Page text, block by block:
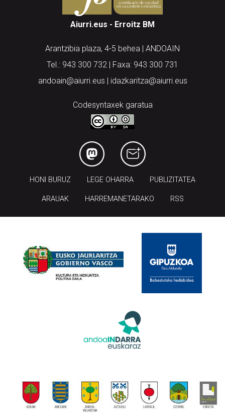
Aiurri.eus - Erroitz BM
Arantzibia plaza, 4-5 behea | ANDOAIN
Tel.: 943 300 732 | Faxa: 943 300 731
andoain@aiurri.eus | idazkaritza@aiurri.eus
Codesyntaxek garatua
HONI BURUZ LEGE OHARRA PUBLIZITATEA
ARAUAK HARREMANETARAKO RSS